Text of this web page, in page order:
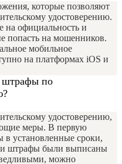
которые позволяют
удостоверению.
на официальность и
попасть на мошенников.
мобильное
на платформах iOS и
штрафы по
удостоверению,
меры. В первую
в установленные сроки,
штрафы были выписаны
можно